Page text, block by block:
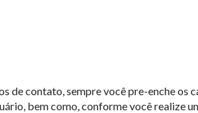
de contato, sempre você pre-enche os
bem como, conforme você realize